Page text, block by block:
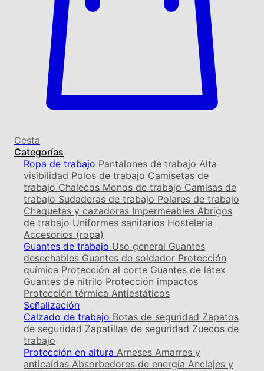
Cesta
Categorías
Ropa de trabajo Pantalones de trabajo Alta
visibilidad Polos de trabajo Camisetas de
trabajo Chalecos Monos de trabajo Camisas de
trabajo Sudaderas de trabajo Polares de trabajo
Chaquetas y cazadoras Impermeables Abrigos
de trabajo Uniformes sanitarios Hostelería
Accesorios (ropa)
Guantes de trabajo Uso general Guantes
desechables Guantes de soldador Protección
química Protección al corte Guantes de látex
Guantes de nitrilo Protección impactos
Protección térmica Antiestáticos
Señalización
Calzado de trabajo Botas de seguridad Zapatos
de seguridad Zapatillas de seguridad Zuecos de
trabajo
Protección en altura Arneses Amarres y
anticaídas Absorbedores de energía Anclajes y